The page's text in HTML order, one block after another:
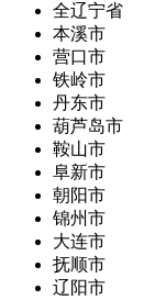
全辽宁省
本溪市
营口市
铁岭市
丹东市
葫芦岛市
鞍山市
阜新市
朝阳市
锦州市
大连市
抚顺市
辽阳市